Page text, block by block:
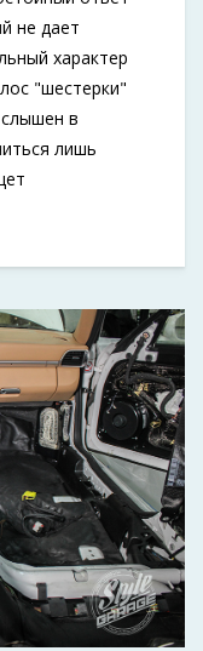
не дает
характер
"шестерки"
в
лишь